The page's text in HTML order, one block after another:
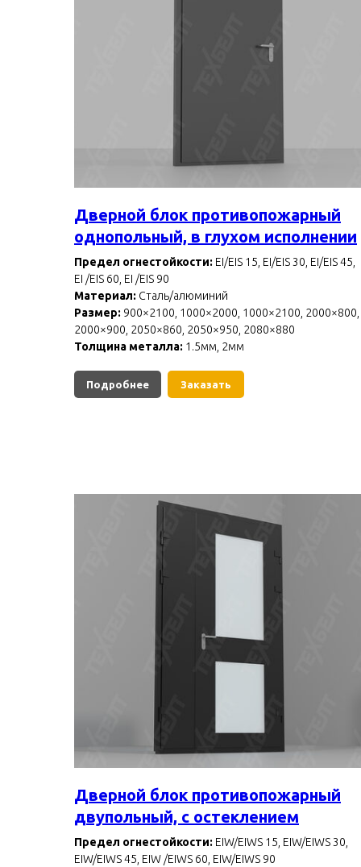
Дверной блок противопожарный
однопольный, в глухом исполнении
Предел огнестойкости: EI/EIS 15, EI/EIS 30, EI/EIS 45,
EI /EIS 60, EI /EIS 90
Материал: Сталь/алюминий
Размер: 900×2100, 1000×2000, 1000×2100, 2000×800,
2000×900, 2050×860, 2050×950, 2080×880
Толщина металла: 1.5мм, 2мм
Подробнее Заказать
Дверной блок противопожарный
двупольный, с остеклением
Предел огнестойкости: EIW/EIWS 15, EIW/EIWS 30,
EIW/EIWS 45, EIW /EIWS 60, EIW/EIWS 90